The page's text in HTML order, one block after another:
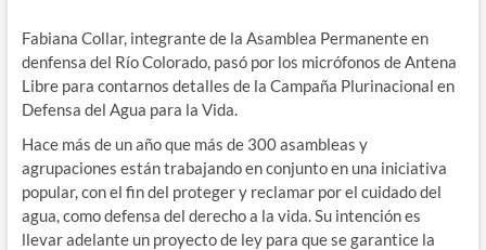
Fabiana Collar, integrante de la Asamblea Permanente en
denfensa del Río Colorado, pasó por los micrófonos de Antena
Libre para contarnos detalles de la Campaña Plurinacional en
Defensa del Agua para la Vida.
Hace más de un año que más de 300 asambleas y
agrupaciones están trabajando en conjunto en una iniciativa
popular, con el fin del proteger y reclamar por el cuidado del
agua, como defensa del derecho a la vida. Su intención es
llevar adelante un proyecto de ley para que se garantice la